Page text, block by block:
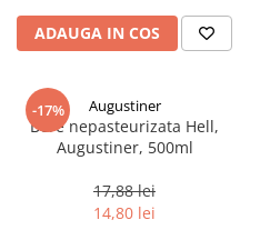
ADAUGA IN COS
-17% Augustiner
Bere nepasteurizata Hell,
Augustiner, 500ml
17,88 lei
14,80 lei